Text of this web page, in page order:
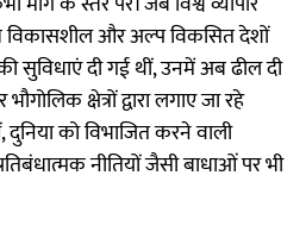
विकासशील और अल्प विकसित देशों
दी गई थीं, उनमें अब ढील दी
क्षेत्रों द्वारा लगाए जा रहे
दुनिया को विभाजित करने वाली
नीतियों जैसी बाधाओं पर भी